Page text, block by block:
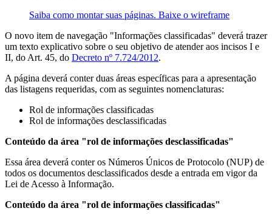
Saiba como montar suas páginas. Baixe o wireframe
O novo item de navegação "Informações classificadas" deverá trazer
um texto explicativo sobre o seu objetivo de atender aos incisos I e
II, do Art. 45, do Decreto nº 7.724/2012.
A página deverá conter duas áreas específicas para a apresentação
das listagens requeridas, com as seguintes nomenclaturas:
Rol de informações classificadas
Rol de informações desclassificadas
Conteúdo da área "rol de informações desclassificadas"
Essa área deverá conter os Números Únicos de Protocolo (NUP) de
todos os documentos desclassificados desde a entrada em vigor da
Lei de Acesso à Informação.
Conteúdo da área "rol de informações classificadas"